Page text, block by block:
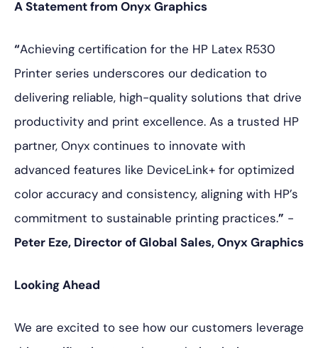
A Statement from Onyx Graphics
“Achieving certification for the HP Latex R530
Printer series underscores our dedication to
delivering reliable, high-quality solutions that drive
productivity and print excellence. As a trusted HP
partner, Onyx continues to innovate with
advanced features like DeviceLink+ for optimized
color accuracy and consistency, aligning with HP’s
commitment to sustainable printing practices.” -
Peter Eze, Director of Global Sales, Onyx Graphics
Looking Ahead
We are excited to see how our customers leverage